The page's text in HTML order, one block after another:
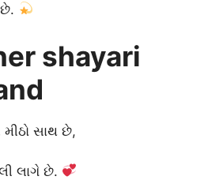
shayari
મીઠો સાથ છે,
લાગે છે.